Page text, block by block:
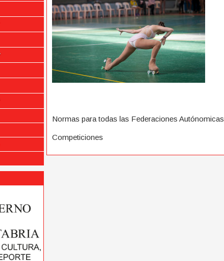
Normas para todas las Federaciones Autónomicas
Competiciones